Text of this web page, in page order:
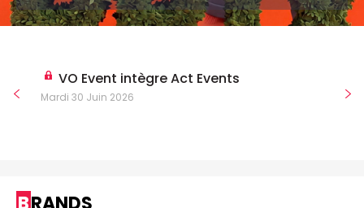
VO Event intègre Act Events
Mardi 30 Juin 2026